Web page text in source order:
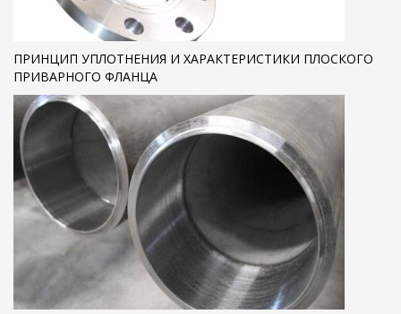
ПРИНЦИП УПЛОТНЕНИЯ И ХАРАКТЕРИСТИКИ ПЛОСКОГО
ПРИВАРНОГО ФЛАНЦА